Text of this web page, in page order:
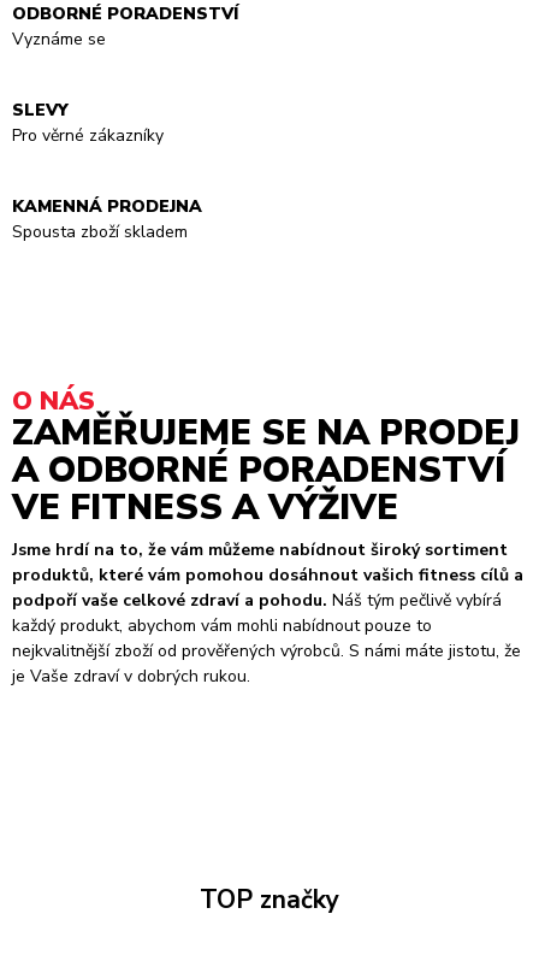
ODBORNÉ PORADENSTVÍ
Vyznáme se
SLEVY
Pro věrné zákazníky
KAMENNÁ PRODEJNA
Spousta zboží skladem
O NÁS
ZAMĚŘUJEME SE NA PRODEJ
A ODBORNÉ PORADENSTVÍ
VE FITNESS A VÝŽIVE
Jsme hrdí na to, že vám můžeme nabídnout široký sortiment
produktů, které vám pomohou dosáhnout vašich fitness cílů a
podpoří vaše celkové zdraví a pohodu. Náš tým pečlivě vybírá
každý produkt, abychom vám mohli nabídnout pouze to
nejkvalitnější zboží od prověřených výrobců. S námi máte jistotu, že
je Vaše zdraví v dobrých rukou.
TOP značky